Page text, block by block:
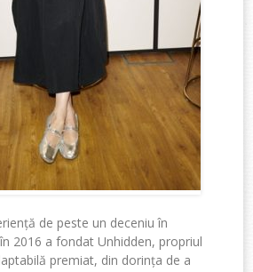
nță de peste un deceniu în
2016 a fondat Unhidden, propriul
premiat, din dorința de a